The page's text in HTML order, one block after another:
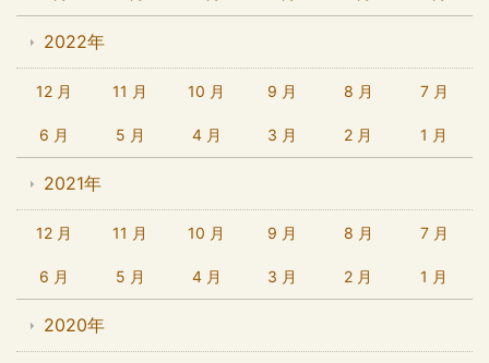
2022年
12 月 11 月 10 月 9 月 8 月 7 月
6 月 5 月 4 月 3 月 2 月 1 月
2021年
12 月 11 月 10 月 9 月 8 月 7 月
6 月 5 月 4 月 3 月 2 月 1 月
2020年